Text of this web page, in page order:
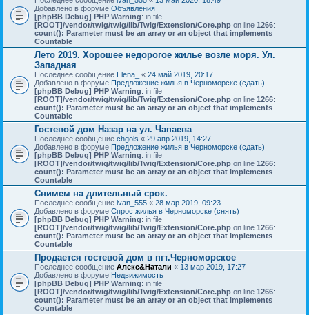
Добавлено в форуме Объявления
[phpBB Debug] PHP Warning: in file
[ROOT]/vendor/twig/twig/lib/Twig/Extension/Core.php on line 1266:
count(): Parameter must be an array or an object that implements
Countable
Лето 2019. Хорошее недорогое жилье возле моря. Ул.
Западная
Последнее сообщение Elena_ « 24 май 2019, 20:17
Добавлено в форуме Предложение жилья в Черноморске (сдать)
[phpBB Debug] PHP Warning: in file
[ROOT]/vendor/twig/twig/lib/Twig/Extension/Core.php on line 1266:
count(): Parameter must be an array or an object that implements
Countable
Гостевой дом Назар на ул. Чапаева
Последнее сообщение chgols « 29 апр 2019, 14:27
Добавлено в форуме Предложение жилья в Черноморске (сдать)
[phpBB Debug] PHP Warning: in file
[ROOT]/vendor/twig/twig/lib/Twig/Extension/Core.php on line 1266:
count(): Parameter must be an array or an object that implements
Countable
Снимем на длительный срок.
Последнее сообщение ivan_555 « 28 мар 2019, 09:23
Добавлено в форуме Спрос жилья в Черноморске (снять)
[phpBB Debug] PHP Warning: in file
[ROOT]/vendor/twig/twig/lib/Twig/Extension/Core.php on line 1266:
count(): Parameter must be an array or an object that implements
Countable
Продается гостевой дом в пгт.Черноморское
Последнее сообщение Алекс&Натали « 13 мар 2019, 17:27
Добавлено в форуме Недвижимость
[phpBB Debug] PHP Warning: in file
[ROOT]/vendor/twig/twig/lib/Twig/Extension/Core.php on line 1266:
count(): Parameter must be an array or an object that implements
Countable